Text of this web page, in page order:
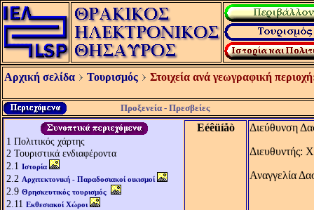
Αρχική σελίδα Τουρισμός Στοιχεία ανά γεωγραφική
Προξενεία - Πρεσβείες
1 Πολιτικός χάρτης
2 Τουριστικά ενδιαφέροντα
2.1 Ιστορία
2.2 Αρχιτεκτονική - Παραδοσιακοί οικισμοί
2.9 Θρησκευτικός τουρισμός
2.11 Εκθεσιακοί Χώροι
Eéêüíåò
Διεύθυνση
Διευθυντής:
Αναγγελία